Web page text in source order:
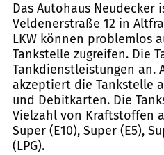
Das Autohaus Neudecker
Veldenerstraße 12 in
LKW können problemlos
Tankstelle zugreifen. Die
Tankdienstleistungen an.
akzeptiert die Tankstelle
und Debitkarten. Die
Vielzahl von Kraftstoffen
Super (E10), Super (E5),
(LPG).